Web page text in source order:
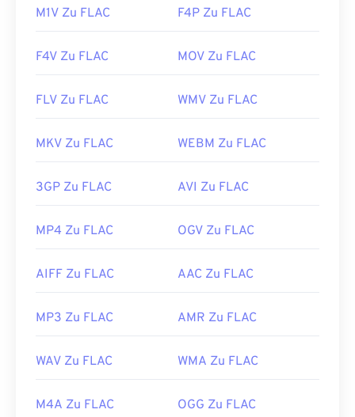
M1V Zu FLAC F4P Zu FLAC
F4V Zu FLAC MOV Zu FLAC
FLV Zu FLAC WMV Zu FLAC
MKV Zu FLAC WEBM Zu FLAC
3GP Zu FLAC AVI Zu FLAC
MP4 Zu FLAC OGV Zu FLAC
AIFF Zu FLAC AAC Zu FLAC
MP3 Zu FLAC AMR Zu FLAC
WAV Zu FLAC WMA Zu FLAC
M4A Zu FLAC OGG Zu FLAC